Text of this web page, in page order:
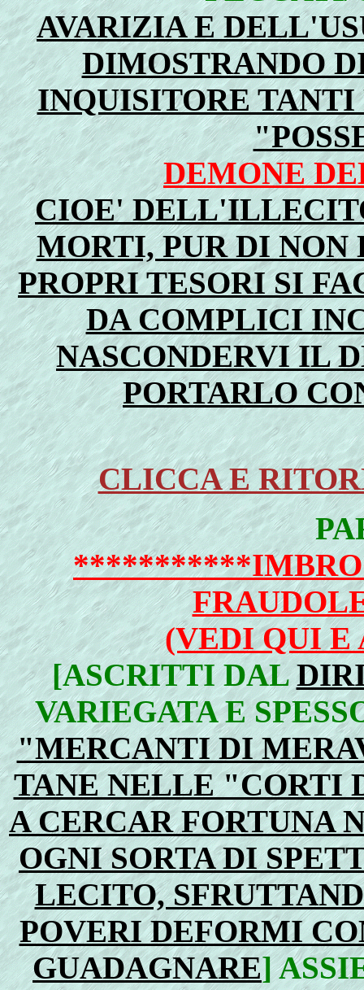
AVARIZIA E
DIMOSTRANDO
INQUISITORE
DEMONE
CIOE'
MORTI, PUR DI
PROPRI TESORI SI
DA COMPLICI
NASCONDERVI IL
PORTARLO
CLICCA E
(VEDI QUI E
[ASCRITTI DAL
VARIEGATA E
"MERCANTI DI
TANE NELLE "CORTI
A CERCAR FORTUNA
OGNI SORTA DI
LECITO,
POVERI DEFORMI
GUADAGNARE]